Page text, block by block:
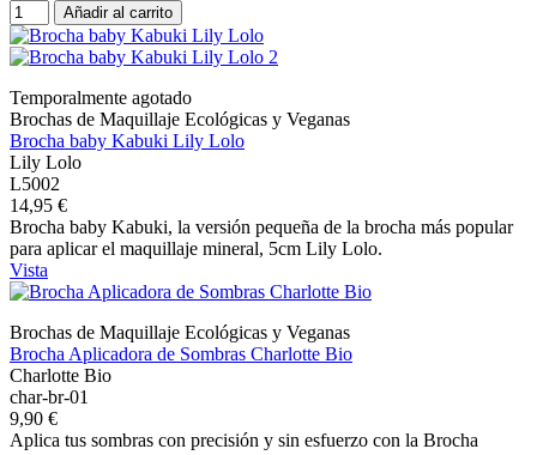
Añadir al carrito
Temporalmente agotado
Brochas de Maquillaje Ecológicas y Veganas
Brocha baby Kabuki Lily Lolo
Lily Lolo
L5002
14,95 €
Brocha baby Kabuki, la versión pequeña de la brocha más popular
para aplicar el maquillaje mineral, 5cm Lily Lolo.
Vista
Brochas de Maquillaje Ecológicas y Veganas
Brocha Aplicadora de Sombras Charlotte Bio
Charlotte Bio
char-br-01
9,90 €
Aplica tus sombras con precisión y sin esfuerzo con la Brocha